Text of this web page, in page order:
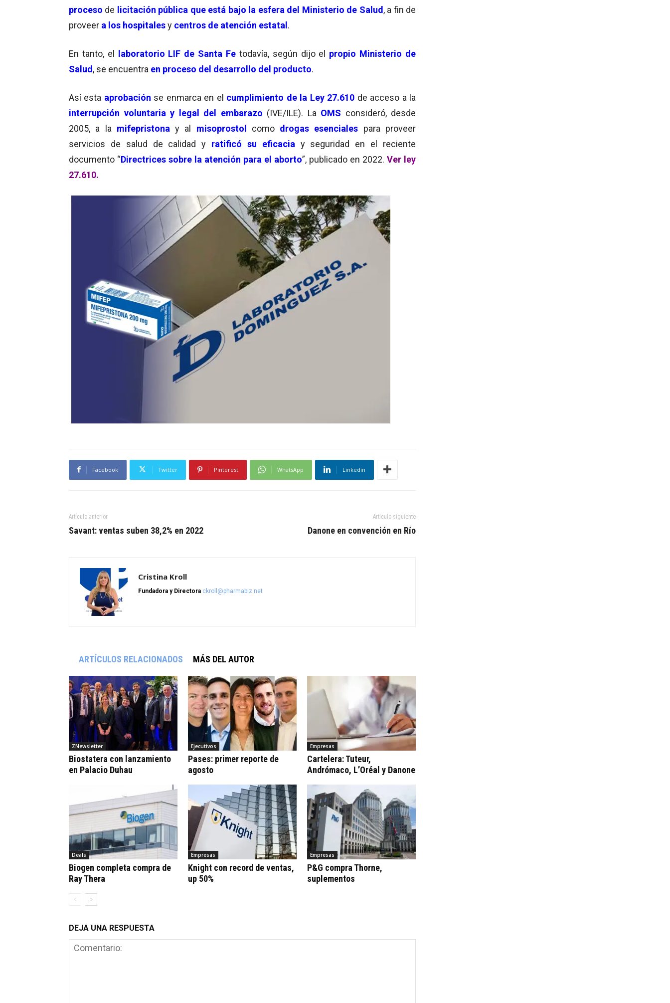
proceso de licitación pública que está bajo la esfera del Ministerio de Salud, a fin de
proveer a los hospitalesy centros de atención estatal.
En tanto, el laboratorio LIF de Santa Fe todavía, según dijo el propio Ministerio de
Salud, se encuentra en proceso del desarrollo del producto.
Así esta aprobación se enmarca en el cumplimiento de la Ley 27.610 de acceso a la
interrupción voluntaria y legal del embarazo (IVE/ILE). La OMS consideró, desde
2005, a la mifepristona y al misoprostol como drogas esenciales para proveer
servicios de salud de calidad y ratificó su eficacia y seguridad en el reciente
documento “Directrices sobre la atención para el aborto”, publicado en 2022. Ver ley
27.610.
Facebook Twitter Pinterest WhatsApp Linkedin
Artículo anterior
Savant: ventas suben 38,2% en 2022
Artículo siguiente
Danone en convención en Río
Cristina Kroll
Fundadora y Directora ckroll@pharmabiz.net
ARTÍCULOS RELACIONADOS MÁS DEL AUTOR
ZNewsletter
Biostatera con lanzamiento
en Palacio Duhau
Ejecutivos
Pases: primer reporte de
agosto
Empresas
Cartelera: Tuteur,
Andrómaco, L’Oréal y Danone
Deals
Biogen completa compra de
Ray Thera
Empresas
Knight con record de ventas,
up 50%
Empresas
P&G compra Thorne,
suplementos
DEJA UNA RESPUESTA